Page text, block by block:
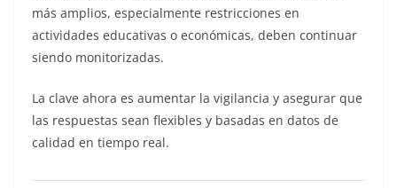
más amplios, especialmente restricciones en
actividades educativas o económicas, deben continuar
siendo monitorizadas.
La clave ahora es aumentar la vigilancia y asegurar que
las respuestas sean flexibles y basadas en datos de
calidad en tiempo real.